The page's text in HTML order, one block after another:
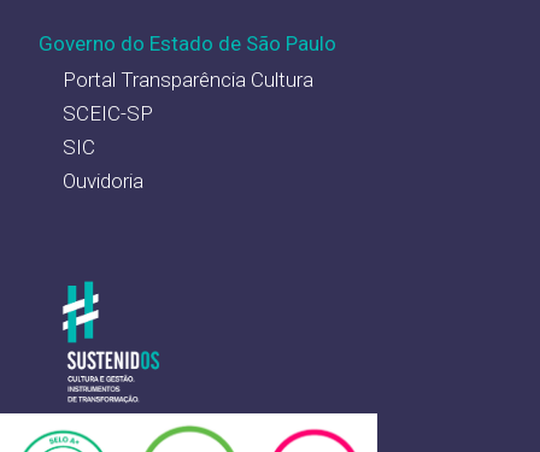
Governo do Estado de São Paulo
Portal Transparência Cultura
SCEIC-SP
SIC
Ouvidoria